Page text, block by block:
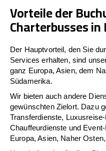
Vorteile der
Charterbusses
Der Hauptvorteil, den Sie
Services erhalten, sind
ganz Europa, Asien, dem
Südamerika.
Wir bieten auch andere
gewünschten Zielort. Dazu
Transferdienste,
Chauffeurdienste und
Europa, Asien, Naher